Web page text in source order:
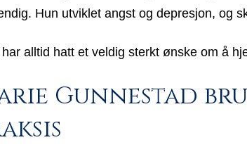
Hun utviklet angst og depresjon, og
alltid hatt et veldig sterkt ønske om å
Gunnestad